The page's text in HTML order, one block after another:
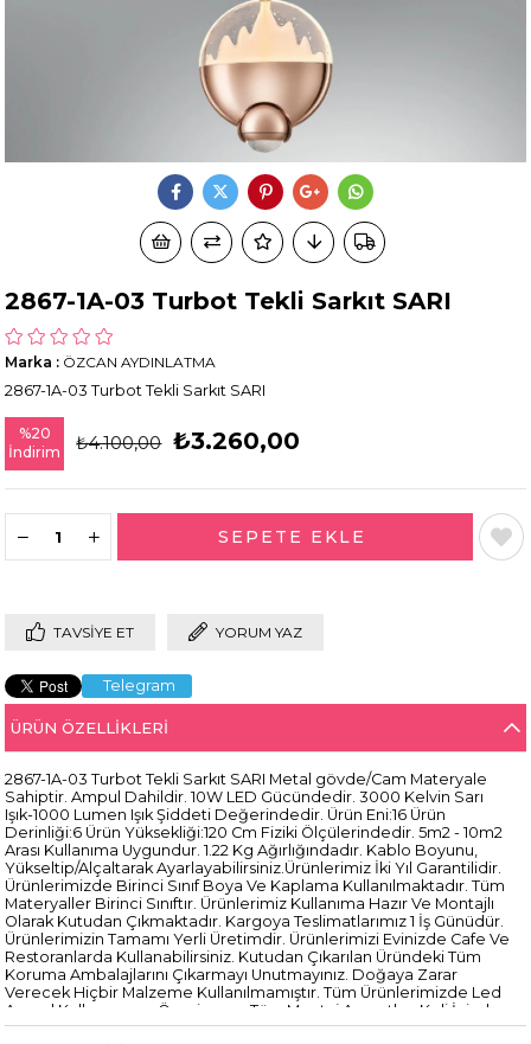
2867-1A-03 Turbot Tekli Sarkıt SARI
Marka : ÖZCAN AYDINLATMA
2867-1A-03 Turbot Tekli Sarkıt SARI
%20
İndirim
₺4.100,00 ₺3.260,00
TAVSIYE ET YORUM YAZ
Telegram
ÜRÜN ÖZELLIKLERI
2867-1A-03 Turbot Tekli Sarkıt SARI Metal gövde/Cam Materyale
Sahiptir. Ampul Dahildir. 10W LED Gücündedir. 3000 Kelvin Sarı
Işık-1000 Lumen Işık Şiddeti Değerindedir. Ürün Eni:16 Ürün
Derinliği:6 Ürün Yüksekliği:120 Cm Fiziki Ölçülerindedir. 5m2 - 10m2
Arası Kullanıma Uygundur. 1.22 Kg Ağırlığındadır. Kablo Boyunu,
Yükseltip/Alçaltarak Ayarlayabilirsiniz.Ürünlerimiz İki Yıl Garantilidir.
Ürünlerimizde Birinci Sınıf Boya Ve Kaplama Kullanılmaktadır. Tüm
Materyaller Birinci Sınıftır. Ürünlerimiz Kullanıma Hazır Ve Montajlı
Olarak Kutudan Çıkmaktadır. Kargoya Teslimatlarımız 1 İş Günüdür.
Ürünlerimizin Tamamı Yerli Üretimdir. Ürünlerimizi Evinizde Cafe Ve
Restoranlarda Kullanabilirsiniz. Kutudan Çıkarılan Üründeki Tüm
Koruma Ambalajlarını Çıkarmayı Unutmayınız. Doğaya Zarar
Verecek Hiçbir Malzeme Kullanılmamıştır. Tüm Ürünlerimizde Led
Ampul Kullanmanızı Öneriyoruz. Tüm Montaj Aparatları Koli İçinde
Mevcuttur. Kullanım Kılavuzunu Önce Okumalısınız. Tüm